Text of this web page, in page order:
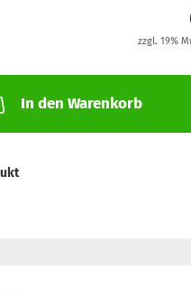
zzgl. 19%
In den Warenkorb